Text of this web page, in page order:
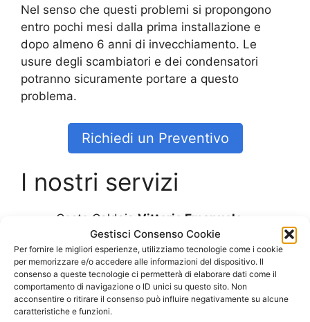
Gestisci Consenso Cookie
Per fornire le migliori esperienze, utilizziamo tecnologie come i cookie
per memorizzare e/o accedere alle informazioni del dispositivo. Il
consenso a queste tecnologie ci permetterà di elaborare dati come il
comportamento di navigazione o ID unici su questo sito. Non
acconsentire o ritirare il consenso può influire negativamente su alcune
caratteristiche e funzioni.
Nel senso che questi problemi si propongono
entro pochi mesi dalla prima installazione e
dopo almeno 6 anni di invecchiamento. Le
usure degli scambiatori e dei condensatori
potranno sicuramente portare a questo
problema.
Richiedi un Preventivo
I nostri servizi
Costo Caldaia Vittorio Emanuele
Costo Caldaia AristonVittorio Emanuele
Costo Caldaia BerettaVittorio Emanuele
Costo Caldaia BiasiVittorio Emanuele
Costo Caldaia FerroliVittorio Emanuele
Costo Caldaia ImmergasVittorio